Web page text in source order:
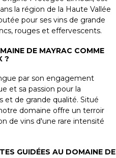
la région de la Haute Vallée
pour ses vins de grande
rouges et effervescents.
DE MAYRAC COMME
?
par son engagement
et sa passion pour la
et de grande qualité. Situé
domaine offre un terroir
de vins d'une rare intensité
GUIDÉES AU DOMAINE DE